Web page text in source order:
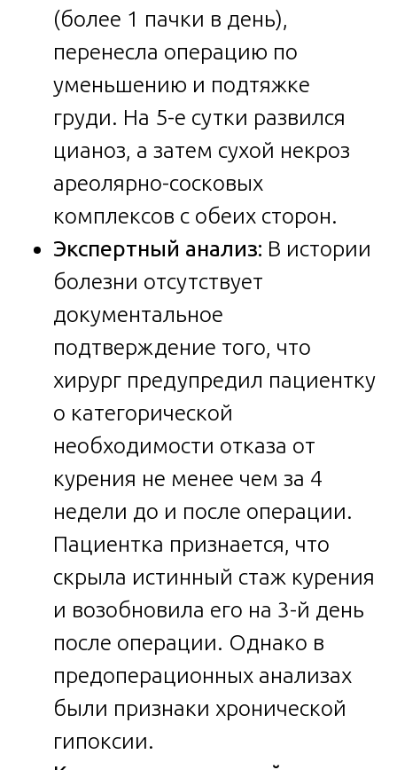
(более 1 пачки в день),
перенесла операцию по
уменьшению и подтяжке
груди. На 5-е сутки развился
цианоз, а затем сухой некроз
ареолярно-сосковых
комплексов с обеих сторон.
Экспертный анализ: В истории
болезни отсутствует
документальное
подтверждение того, что
хирург предупредил пациентку
о категорической
необходимости отказа от
курения не менее чем за 4
недели до и после операции.
Пациентка признается, что
скрыла истинный стаж курения
и возобновила его на 3-й день
после операции. Однако в
предоперационных анализах
были признаки хронической
гипоксии.